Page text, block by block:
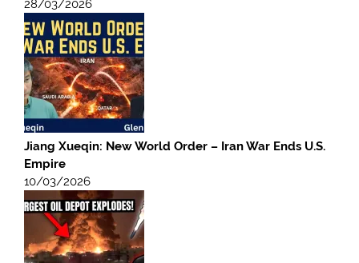
28/03/2026
Jiang Xueqin: New World Order – Iran War Ends U.S.
Empire
10/03/2026